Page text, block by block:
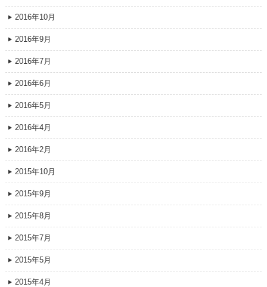
2016年10月
2016年9月
2016年7月
2016年6月
2016年5月
2016年4月
2016年2月
2015年10月
2015年9月
2015年8月
2015年7月
2015年5月
2015年4月